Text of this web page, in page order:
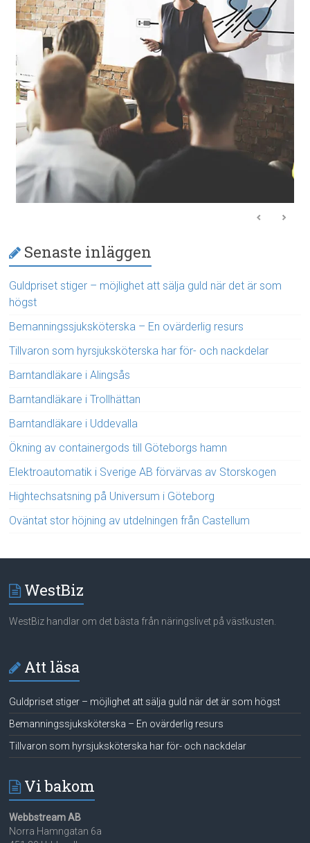
Senaste inläggen
Guldpriset stiger – möjlighet att sälja guld när det är som
högst
Bemanningssjuksköterska – En ovärderlig resurs
Tillvaron som hyrsjuksköterska har för- och nackdelar
Barntandläkare i Alingsås
Barntandläkare i Trollhättan
Barntandläkare i Uddevalla
Ökning av containergods till Göteborgs hamn
Elektroautomatik i Sverige AB förvärvas av Storskogen
Hightechsatsning på Universum i Göteborg
Oväntat stor höjning av utdelningen från Castellum
WestBiz
WestBiz handlar om det bästa från näringslivet på västkusten.
Att läsa
Guldpriset stiger – möjlighet att sälja guld när det är som högst
Bemanningssjuksköterska – En ovärderlig resurs
Tillvaron som hyrsjuksköterska har för- och nackdelar
Vi bakom
Webbstream AB
Norra Hamngatan 6a